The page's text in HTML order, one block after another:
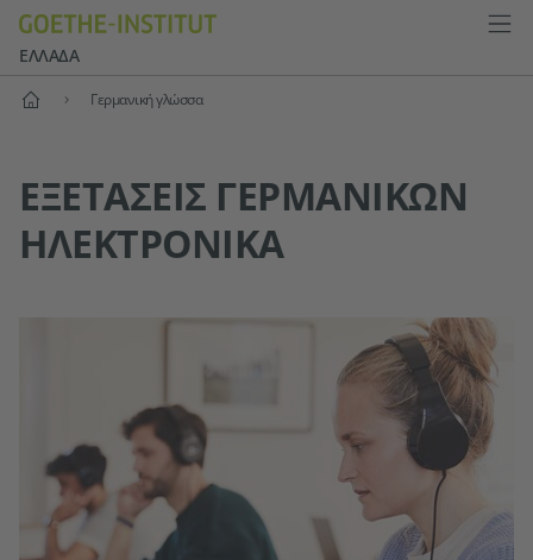
ΕΛΛΆΔΑ
Αρχική
Γερμανική γλώσσα
ΕΞΕΤΆΣΕΙΣ ΓΕΡΜΑΝΙΚΏΝ
ΗΛΕΚΤΡΟΝΙΚΆ